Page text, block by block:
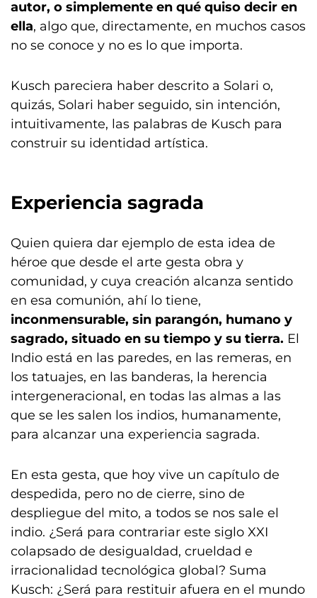
autor, o simplemente en qué quiso decir en
ella, algo que, directamente, en muchos casos
no se conoce y no es lo que importa.
Kusch pareciera haber descrito a Solari o,
quizás, Solari haber seguido, sin intención,
intuitivamente, las palabras de Kusch para
construir su identidad artística.
Experiencia sagrada
Quien quiera dar ejemplo de esta idea de
héroe que desde el arte gesta obra y
comunidad, y cuya creación alcanza sentido
en esa comunión, ahí lo tiene,
inconmensurable, sin parangón, humano y
sagrado, situado en su tiempo y su tierra. El
Indio está en las paredes, en las remeras, en
los tatuajes, en las banderas, la herencia
intergeneracional, en todas las almas a las
que se les salen los indios, humanamente,
para alcanzar una experiencia sagrada.
En esta gesta, que hoy vive un capítulo de
despedida, pero no de cierre, sino de
despliegue del mito, a todos se nos sale el
indio. ¿Será para contrariar este siglo XXI
colapsado de desigualdad, crueldad e
irracionalidad tecnológica global? Suma
Kusch: ¿Será para restituir afuera en el mundo